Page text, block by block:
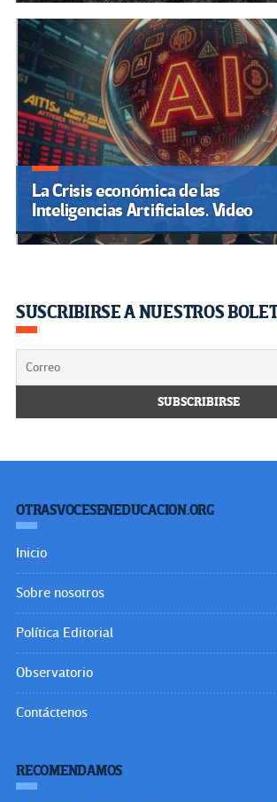
La Crisis económica de las
Inteligencias Artificiales. Video
SUSCRIBIRSE A NUESTROS
OTRASVOCESENEDUCACION.ORG
Inicio
Sobre nosotros
Política Editorial
Observatorio
Contáctenos
RECOMENDAMOS